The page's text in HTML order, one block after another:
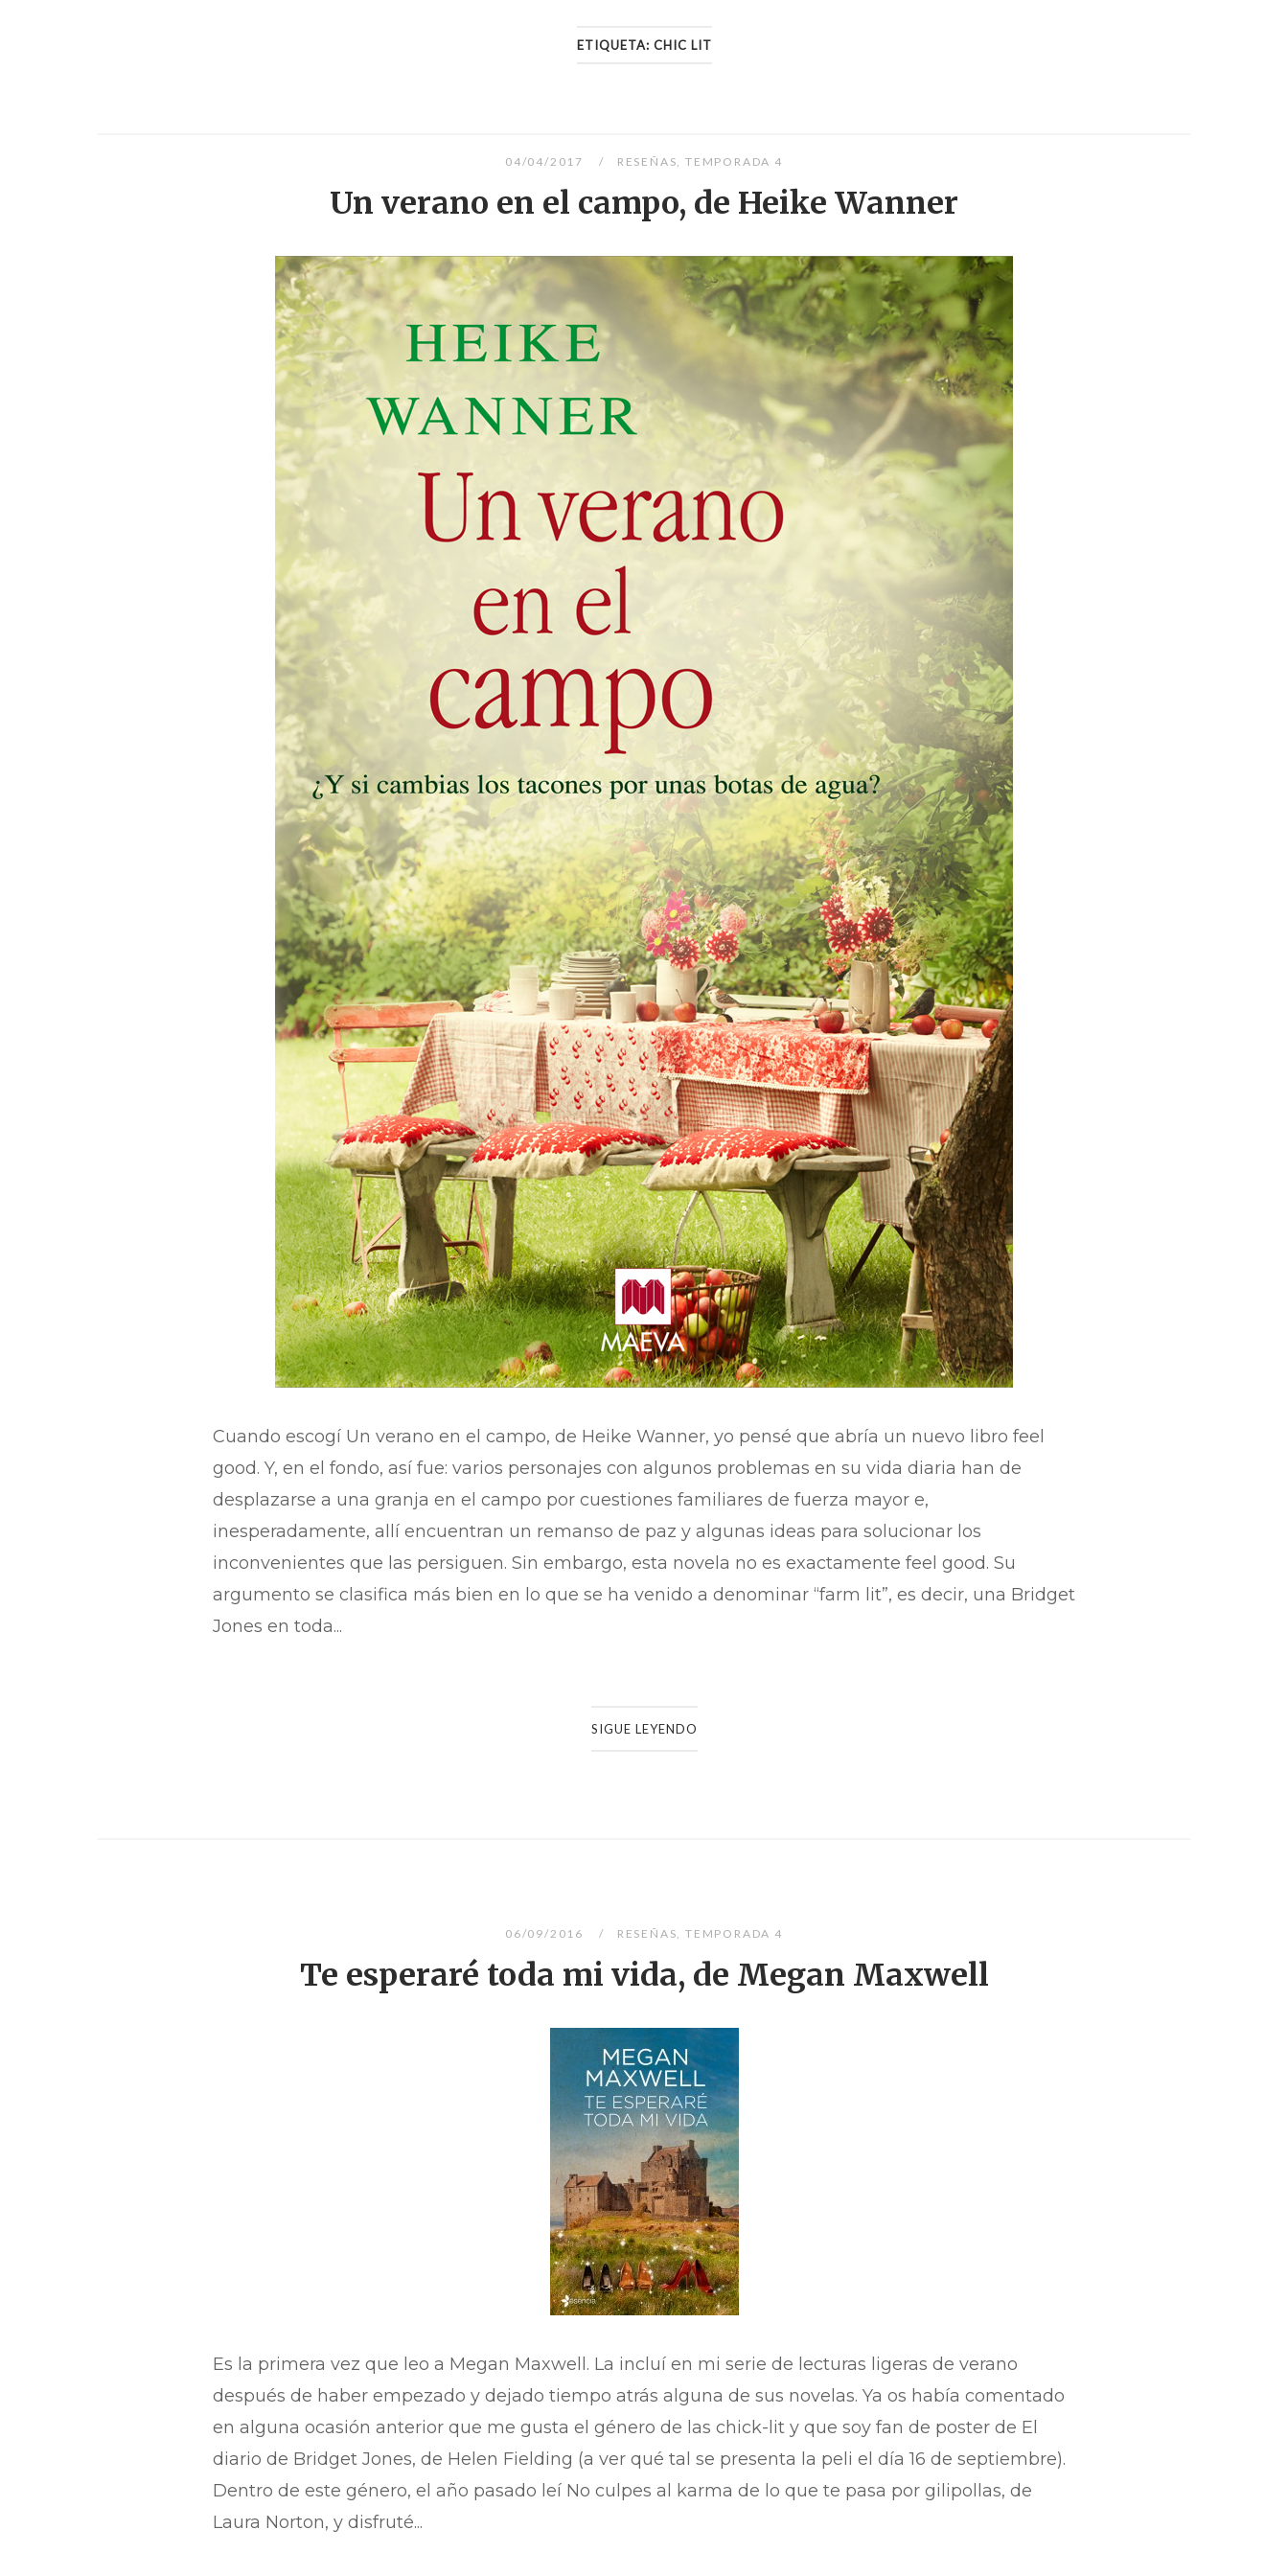
ETIQUETA: CHIC LIT
04/04/2017 RESEÑAS,TEMPORADA 4
Un verano en el campo, de Heike Wanner
Cuando escogí Un verano en el campo, de Heike Wanner, yo pensé que abría un nuevo libro feel
good. Y, en el fondo, así fue: varios personajes con algunos problemas en su vida diaria han de
desplazarse a una granja en el campo por cuestiones familiares de fuerza mayor e,
inesperadamente, allí encuentran un remanso de paz y algunas ideas para solucionar los
inconvenientes que las persiguen. Sin embargo, esta novela no es exactamente feel good. Su
argumento se clasifica más bien en lo que se ha venido a denominar “farm lit”, es decir, una Bridget
Jones en toda...
SIGUE LEYENDO
06/09/2016 RESEÑAS ,TEMPORADA 4
Te esperaré toda mi vida, de Megan Maxwell
Es la primera vez que leo a Megan Maxwell. La incluí en mi serie de lecturas ligeras de verano
después de haber empezado y dejado tiempo atrás alguna de sus novelas. Ya os había comentado
en alguna ocasión anterior que me gusta el género de las chick-lit y que soy fan de poster de El
diario de Bridget Jones, de Helen Fielding (a ver qué tal se presenta la peli el día 16 de septiembre).
Dentro de este género, el año pasado leí No culpes al karma de lo que te pasa por gilipollas, de
Laura Norton, y disfruté...